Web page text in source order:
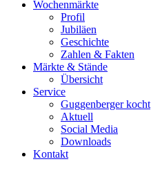
Wochenmärkte
Profil
Jubiläen
Geschichte
Zahlen & Fakten
Märkte & Stände
Übersicht
Service
Guggenberger kocht
Aktuell
Social Media
Downloads
Kontakt